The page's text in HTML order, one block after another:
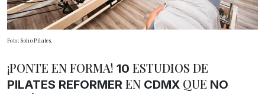
Foto: Soho Pilates.
¡PONTE EN FORMA! 10 ESTUDIOS DE
PILATES REFORMER EN CDMX QUE NO